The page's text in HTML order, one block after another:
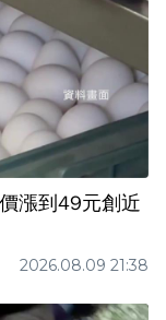
漲到49元創近
2026.08.09 21:38